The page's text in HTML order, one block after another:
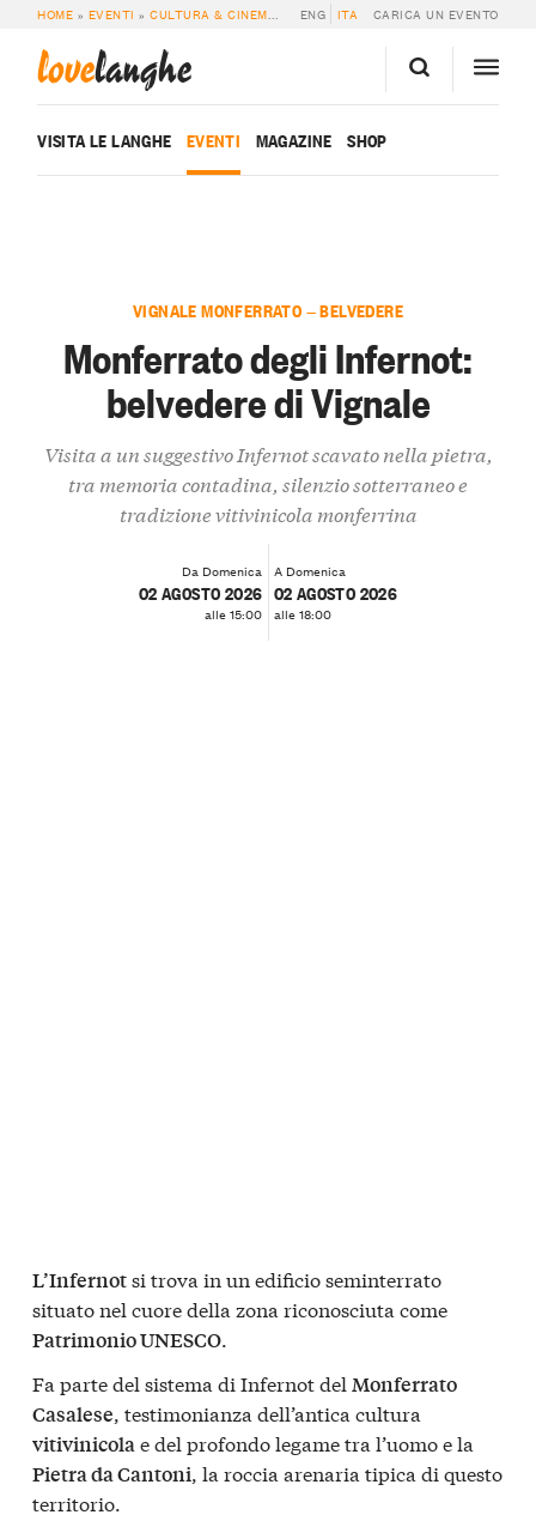
HOME » EVENTI »CULTURA & CINEMA » MONFERRATO DEGLI INFERNOT:
ENG ITA CARICA UN EVENTO
lovelanghe
VISITA LE LANGHE EVENTI MAGAZINE SHOP
VIGNALE MONFERRATO — BELVEDERE
Monferrato degli Infernot:
belvedere di Vignale
Visita a un suggestivo Infernot scavato nella pietra,
tra memoria contadina, silenzio sotterraneo e
tradizione vitivinicola monferrina
Da Domenica
02 AGOSTO 2026
alle 15:00
A Domenica
02 AGOSTO 2026
alle 18:00
L’Infernotsi trova in un edificio seminterrato
situato nel cuore della zona riconosciuta come
Patrimonio UNESCO.
Fa parte del sistema di Infernot del Monferrato
Casalese, testimonianza dell’antica cultura
vitivinicolae del profondo legame tra l’uomo e la
Pietra da Cantoni, la roccia arenaria tipica di questo
territorio.